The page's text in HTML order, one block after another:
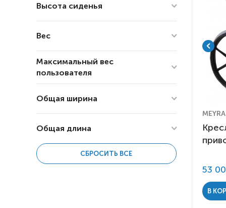
Высота сиденья
Вес
10
Максимальный вес
пользователя
Общая ширина
Общая длина
123
СБРОСИТЬ ВСЕ
53
В